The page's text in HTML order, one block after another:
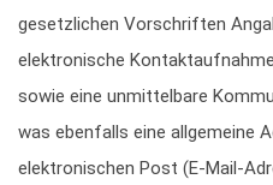
gesetzlichen Vorschriften
elektronische
sowie eine unmittelbare
was ebenfalls eine allgemeine
elektronischen Post (E-Mail-